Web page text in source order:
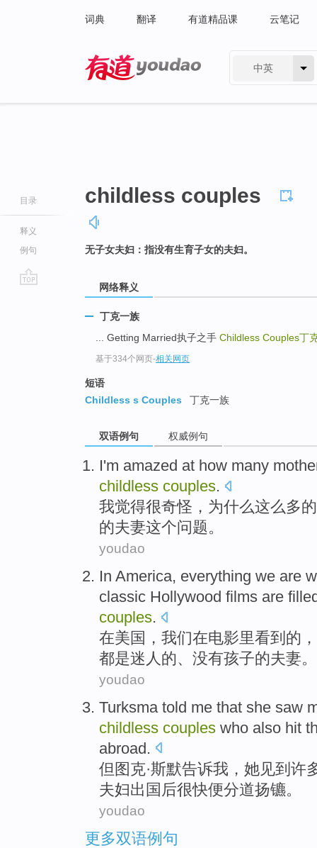
词典 翻译 有道精品课 云笔记
中英
目录
释义
例句
childless couples
无子女夫妇：指没有生育子女的夫妇。
网络释义
丁克一族
... Getting Married执子之手 Childless Couples丁
基于334个网页-相关网页
短语
Childless s Couples
丁克一族
双语例句 权威例句
I'm amazed at how many
childless couples.
我觉得很奇怪， 为什么这么多
的夫妻这个问题。
youdao
In America, everything we are
classic Hollywood films are
couples.
在美国 ， 我们在电影里看到 的，
都是迷人的、 没有孩子的夫妻。
youdao
Turksma told me that she saw
childless couples who also hit
abroad.
但图克·斯默告诉我 ， 她见到 许
夫妇出国 后很快便分道扬镳。
youdao
更多双语例句